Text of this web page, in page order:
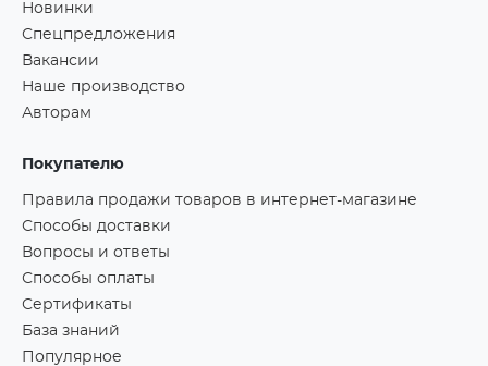
Новинки
Спецпредложения
Вакансии
Наше производство
Авторам
Покупателю
Правила продажи товаров в интернет-магазине
Способы доставки
Вопросы и ответы
Способы оплаты
Сертификаты
База знаний
Популярное